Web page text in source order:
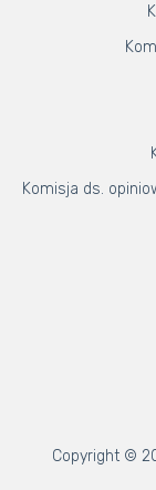
Komisja ds.
Copyright ©